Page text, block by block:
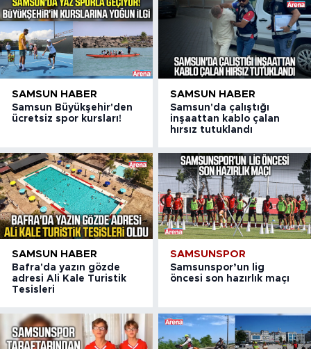
SAMSUN HABER
Samsun Büyükşehir'den
ücretsiz spor kursları!
SAMSUN HABER
Samsun'da çalıştığı
inşaattan kablo çalan
hırsız tutuklandı
SAMSUN HABER
Bafra'da yazın gözde
adresi Ali Kale Turistik
Tesisleri
SAMSUNSPOR
Samsunspor’un lig
öncesi son hazırlık maçı